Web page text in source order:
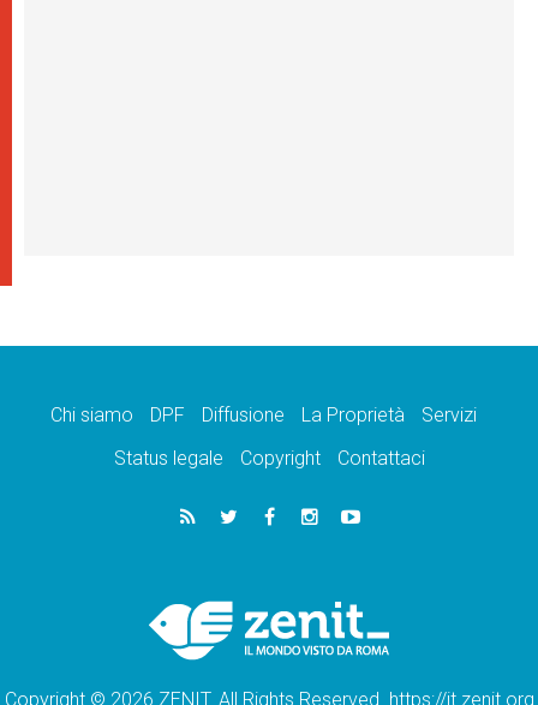
Chi siamo DPF Diffusione La Proprietà
Servizi
Status legale
Copyright Contattaci
Copyright © 2026 ZENIT. All Rights Reserved. https://it.zenit.org